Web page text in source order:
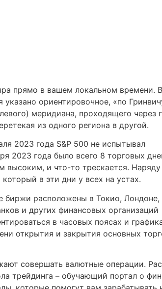
прямо в вашем локальном времени.
ориентировочное, «по
меридиана, проходящего через
из одного региона в другой.
2023 года S&P 500 не испытывал
2023 года было всего 8 торговых
высоким, и что-то трескается.
в эти дни у всех на устах.
биржи расположены в Токио,
и других финансовых организаций
в часовых поясах и
открытия и закрытия основных
совершать валютные операции.
трейдинга – обучающий портал о